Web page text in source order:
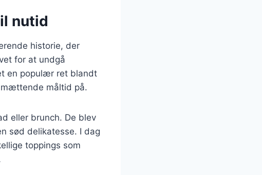
nutid
historie, der
for at undgå
en populær ret blandt
måltid på.
eller brunch. De blev
sød delikatesse. I dag
toppings som